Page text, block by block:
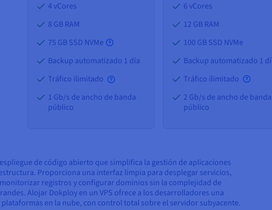
4 vCores
8 GBRAM
75 GB SSD NVMe
Backup automatizado 1 día
Tráfico ilimitado
1 Gb/s de ancho de banda
público
6 vCores
12 GBRAM
100 GB SSD NVMe
Backup automatizado 1
Tráfico ilimitado
2 Gb/s de ancho de banda
público
de código abierto que simplifica la gestión de aplicaciones
Proporciona una interfaz limpia para desplegar servicios,
registros y configurar dominios sin la complejidad de
Alojar Dokploy en un VPS ofrece a los desarrolladores una
en la nube, con control total sobre el servidor subyacente.